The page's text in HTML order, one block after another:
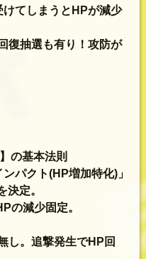
てしまうとHPが減少
復抽選も有り！攻防が
の基本法則
パクト(HP増加特化)」
決定。
の減少固定。
し。追撃発生でHP回